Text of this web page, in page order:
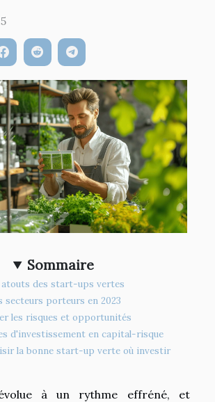
Sommaire
atouts des start-ups vertes
secteurs porteurs en 2023
les risques et opportunités
d'investissement en capital-risque
la bonne start-up verte où investir
à un rythme effréné, et